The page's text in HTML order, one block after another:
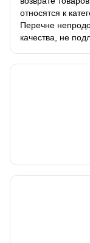
относятся к
Перечне
качества, не